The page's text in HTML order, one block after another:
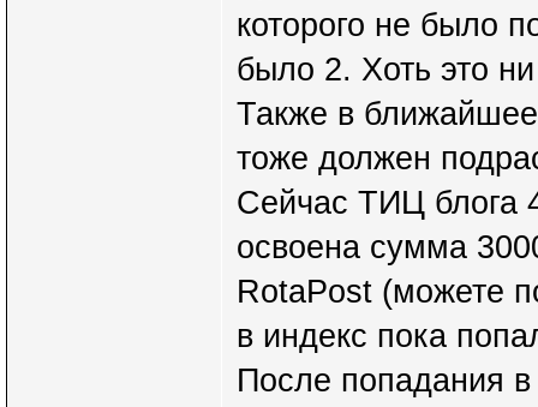
которого не было
было 2. Хоть это
Также в
тоже должен
Сейчас ТИЦ блога
освоена сумма
RotaPost (можете
в индекс пока
После попадания